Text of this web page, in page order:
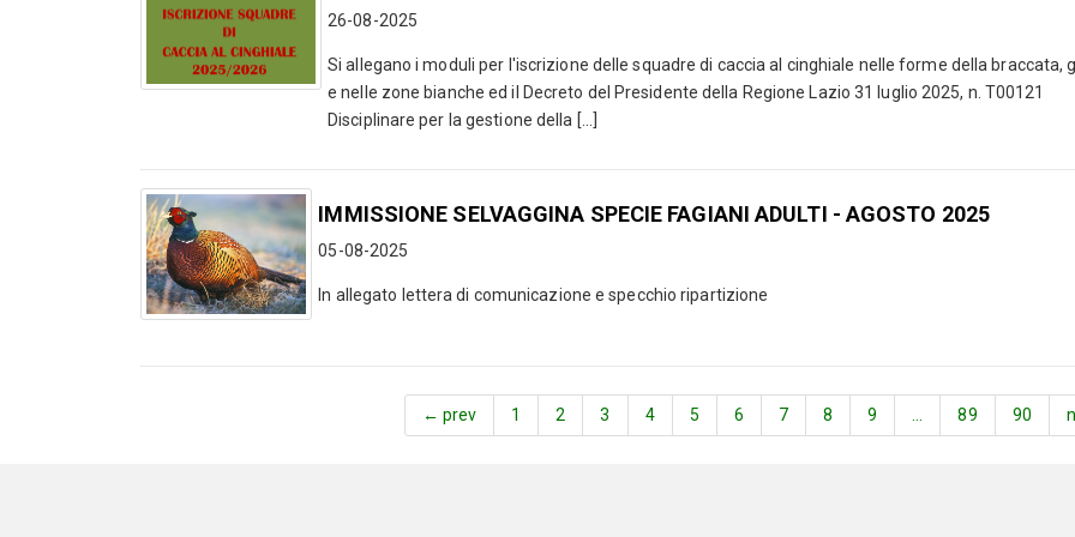
26-08-2025
Si allegano i moduli per l'iscrizione delle squadre di caccia al cinghiale nelle forme della braccata,
e nelle zone bianche ed il Decreto del Presidente della Regione Lazio 31 luglio 2025, n. T00121
Disciplinare per la gestione della [...]
IMMISSIONE SELVAGGINA SPECIE FAGIANI ADULTI - AGOSTO 2025
05-08-2025
In allegato lettera di comunicazione e specchio ripartizione
← prev 1 2 3 4 5 6 7 8 9 89 90